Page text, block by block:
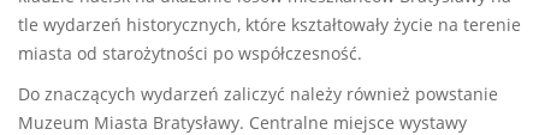
tle wydarzeń historycznych, które kształtowały życie na terenie
miasta od starożytności po współczesność.
Do znaczących wydarzeń zaliczyć należy również powstanie
Muzeum Miasta Bratysławy. Centralne miejsce wystawy